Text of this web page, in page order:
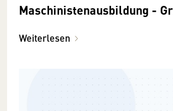
Maschinistenausbildung -
Weiterlesen